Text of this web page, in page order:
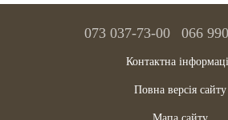
073 037-73-00 066
Контактна
Повна версія сайту